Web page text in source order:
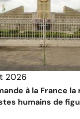
2026
à la France
humains de